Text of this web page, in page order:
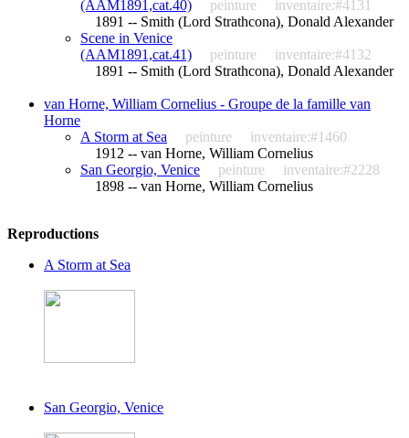
(AAM1891,cat.40)
peinture
inventaire:#4131
1891 -- Smith (Lord Strathcona), Donald Alexander
Scene in Venice
(AAM1891,cat.41)
peinture
inventaire:#4132
1891 -- Smith (Lord Strathcona), Donald Alexander
van Horne, William Cornelius - Groupe de la famille van
Horne
A Storm at Sea
peinture
inventaire:#1460
1912 -- van Horne, William Cornelius
San Georgio, Venice
peinture
inventaire:#2228
1898 -- van Horne, William Cornelius
Reproductions
A Storm at Sea
San Georgio, Venice